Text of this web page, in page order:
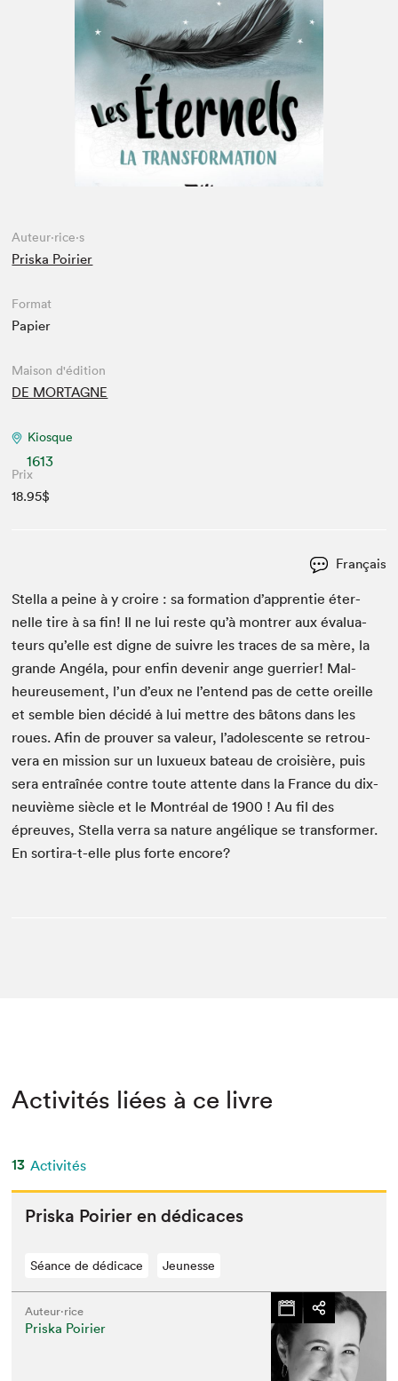
Espace enseignant·e·s
Espace pro
Auteur·rice·s
Priska Poirier
Format
Papier
Maison d'édition
DE MORTAGNE
Kiosque
1613
Prix
18.95$
Français
Stel­la a peine à y croire : sa for­ma­tion d’apprentie éter­
nelle tire à sa fin! Il ne lui reste qu’à mon­tr­er aux éval­u­a­
teurs qu’elle est digne de suiv­re les traces de sa mère, la
grande Angéla, pour enfin devenir ange guer­ri­er! Mal­
heureuse­ment, l’un d’eux ne l’entend pas de cette oreille
et sem­ble bien décidé à lui met­tre des bâtons dans les
roues. Afin de prou­ver sa valeur, l’adolescente se retrou­
vera en mis­sion sur un lux­ueux bateau de croisière, puis
sera entraînée con­tre toute attente dans la France du dix-
neu­vième siè­cle et le Mon­tréal de1900 ! Au fil des
épreuves, Stel­la ver­ra sa nature angélique se trans­former.
En sor­ti­ra-t-elle plus forte encore?
Activités liées à ce livre
13 Activités
Priska Poiri­er en dédicaces
Séance de dédicace Jeunesse
Auteur·rice
Priska Poirier